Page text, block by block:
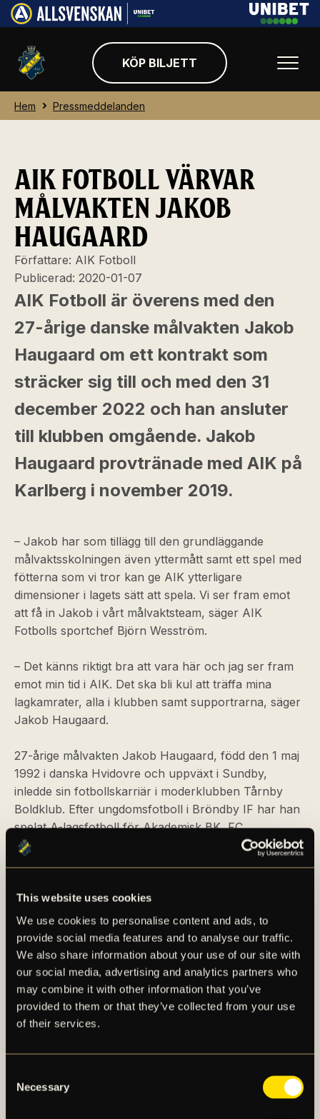
This website uses cookies
We use cookies to personalise content and ads, to
provide social media features and to analyse our traffic.
We also share information about your use of our site with
our social media, advertising and analytics partners who
may combine it with other information that you’ve
provided to them or that they’ve collected from your use
of their services.
Selection
Necessary
KÖP BILJETT
Hem Pressmeddelanden
AIK FOTBOLL VÄRVAR
MÅLVAKTEN JAKOB
HAUGAARD
Författare: AIK Fotboll
Publicerad: 2020-01-07
AIK Fotboll är överens med den
27-årige danske målvakten Jakob
Haugaard om ett kontrakt som
sträcker sig till och med den 31
december 2022 och han ansluter
till klubben omgående. Jakob
Haugaard provtränade med AIK på
Karlberg i november 2019.
– Jakob har som tillägg till den grundläggande
målvaktsskolningen även yttermått samt ett spel med
fötterna som vi tror kan ge AIK ytterligare
dimensioner i lagets sätt att spela. Vi ser fram emot
att få in Jakob i vårt målvaktsteam, säger AIK
Fotbolls sportchef Björn Wesström.
– Det känns riktigt bra att vara här och jag ser fram
emot min tid i AIK. Det ska bli kul att träffa mina
lagkamrater, alla i klubben samt supportrarna, säger
Jakob Haugaard.
27-årige målvakten Jakob Haugaard, född den 1 maj
1992 i danska Hvidovre och uppväxt i Sundby,
inledde sin fotbollskarriär i moderklubben Tårnby
Boldklub. Efter ungdomsfotboll i Bröndby IF har han
spelat A-lagsfotboll för Akademisk BK, FC
Midtjylland, Stoke City FC och Wigan Athletic FC.
se det bifogade materialet i detta pressmeddelande.
AIK – SEDAN 1891
AIK Fotboll AB bedriver AIK Fotbollsförenings